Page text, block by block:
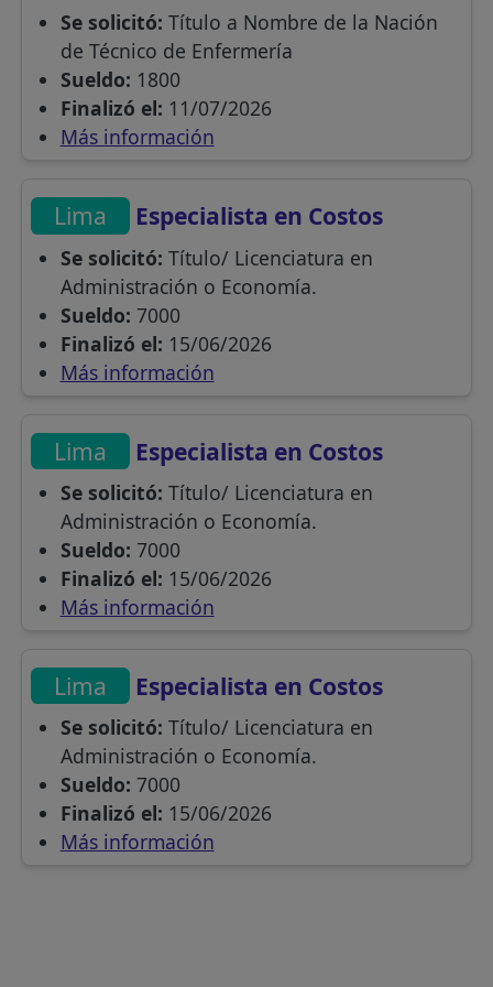
Se solicitó: Título a Nombre de la Nación
de Técnico de Enfermería
Sueldo: 1800
Finalizó el: 11/07/2026
Más información
Lima Especialista en Costos
Se solicitó: Título/ Licenciatura en
Administración o Economía.
Sueldo: 7000
Finalizó el: 15/06/2026
Más información
Lima Especialista en Costos
Se solicitó: Título/ Licenciatura en
Administración o Economía.
Sueldo: 7000
Finalizó el: 15/06/2026
Más información
Lima Especialista en Costos
Se solicitó: Título/ Licenciatura en
Administración o Economía.
Sueldo: 7000
Finalizó el: 15/06/2026
Más información